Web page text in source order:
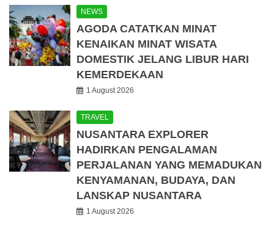
NEWS
AGODA CATATKAN MINAT
KENAIKAN MINAT WISATA
DOMESTIK JELANG LIBUR HARI
KEMERDEKAAN
1 August 2026
TRAVEL
NUSANTARA EXPLORER
HADIRKAN PENGALAMAN
PERJALANAN YANG MEMADUKAN
KENYAMANAN, BUDAYA, DAN
LANSKAP NUSANTARA
1 August 2026